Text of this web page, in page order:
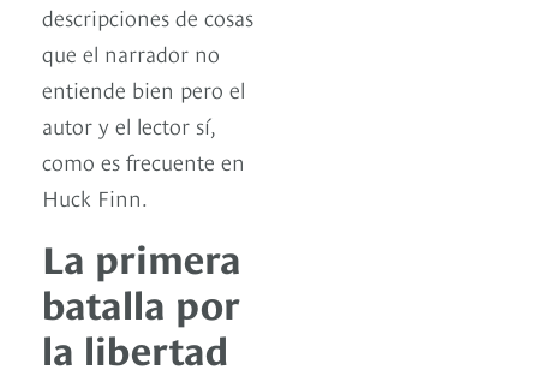
descripciones de cosas
que el narrador no
entiende bien pero el
autor y el lector sí,
como es frecuente en
Huck Finn.
La primera
batalla por
la libertad